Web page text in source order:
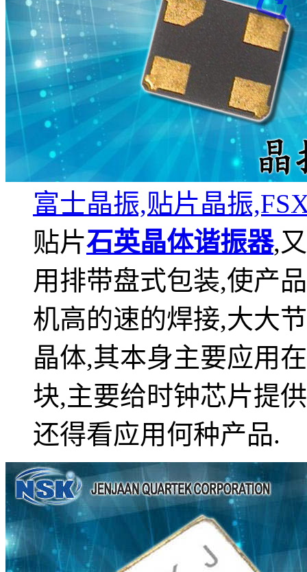
富士晶振,贴片晶振
贴片石英晶体谐振器,
用排带盘式包装,使产
机高的速的焊接,大大
晶体,其本身主要应用
块,主要给时钟芯片提
还得看应用何种产品.